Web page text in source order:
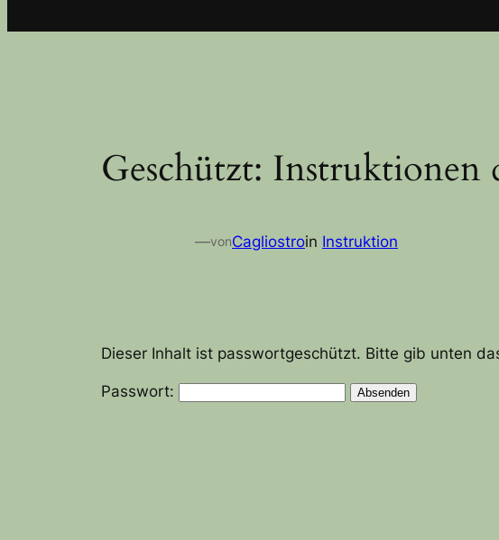
Geschützt: Instruktionen
—vonCagliostroin Instruktion
Dieser Inhalt ist passwortgeschützt. Bitte gib unten
Passwort: